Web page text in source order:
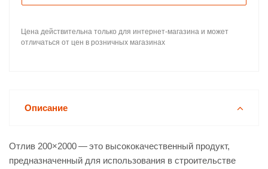
Цена действительна только для интернет-магазина и может
отличаться от цен в розничных магазинах
Описание
Отлив 200×2000 — это высококачественный продукт,
предназначенный для использования в строительстве